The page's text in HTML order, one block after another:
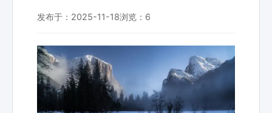
发布于：2025-11-18浏览： 6